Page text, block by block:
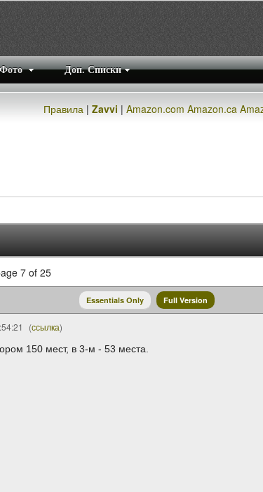
Доп. Списки
Правила |Zavvi |Amazon.com Amazon.ca
7 of 25
Essentials Only Full Version
(ссылка)
150 мест, в 3-м - 53 места.